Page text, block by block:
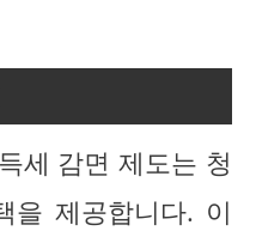
세 감면 제도는 청
을 제공합니다. 이